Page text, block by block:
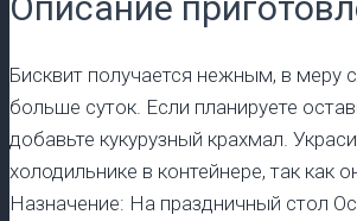
Бисквит получается нежным, в меру
больше суток. Если планируете
добавьте кукурузный крахмал.
холодильнике в контейнере, так как
Назначение: На праздничный стол